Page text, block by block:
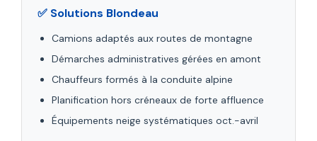
✅ Solutions Blondeau
Camions adaptés aux routes de montagne
Démarches administratives gérées en amont
Chauffeurs formés à la conduite alpine
Planification hors créneaux de forte affluence
Équipements neige systématiques oct.-avril